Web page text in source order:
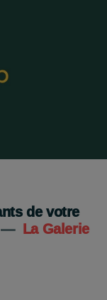
de votre
—
La Galerie